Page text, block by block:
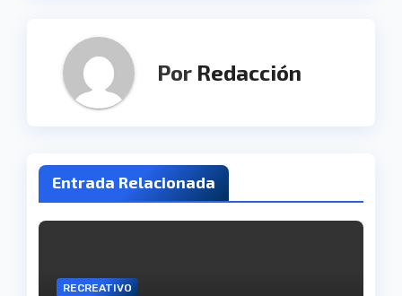
Por Redacción
Entrada Relacionada
RECREATIVO